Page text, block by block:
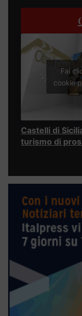
Fai
cookie
Castelli di
turismo di